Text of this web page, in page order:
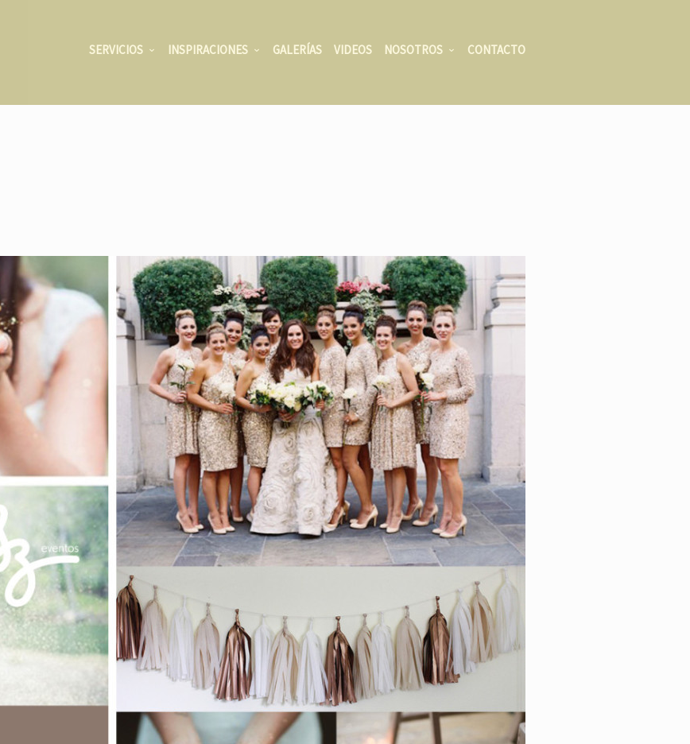
SERVICIOS INSPIRACIONES GALERÍAS VIDEOS NOSOTROS CONTACTO